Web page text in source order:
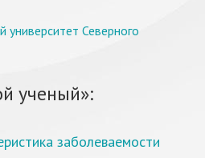
университет Северного
ученый»:
заболеваемости